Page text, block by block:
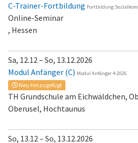
C-Trainer-Fortbildung Fortbildung
Online-Seminar
, Hessen
Sa, 12.12 – So, 13.12.2026
Modul Anfänger (C) Modul Anfänger 4-2026
Neu hinzugefügt
TH Grundschule am Eichwäldchen,
Oberusel, Hochtaunus
So, 13.12 – So, 13.12.2026